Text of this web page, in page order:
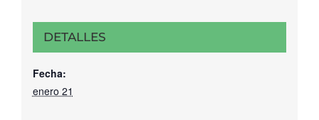
DETALLES
Fecha:
enero 21